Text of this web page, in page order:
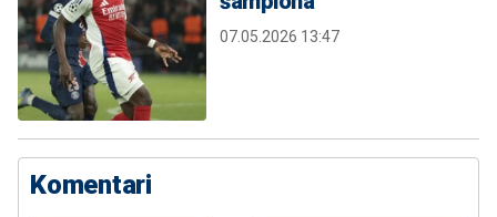
07.05.2026 13:47
Komentari